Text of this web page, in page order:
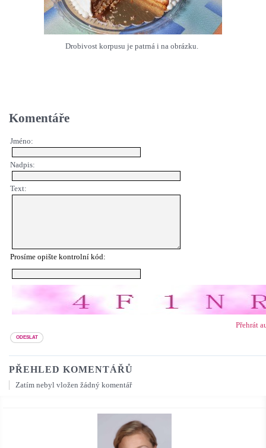
Drobivost korpusu je patrná i na obrázku.
Komentáře
Jméno:
Nadpis:
Text:
Prosíme opište kontrolní kód:
Přehrát
PŘEHLED KOMENTÁŘŮ
Zatím nebyl vložen žádný komentář